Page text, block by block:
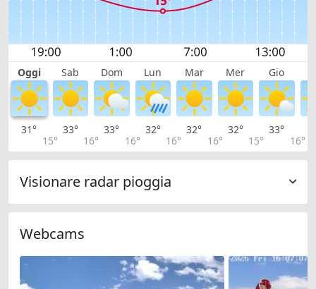
Oggi Sab Dom Lun Mar Mer Gio
31°
15°
33°
16°
33°
16°
32°
16°
32°
16°
32°
15°
33°
16°
Visionare radar pioggia
Webcams